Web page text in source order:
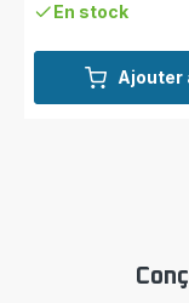
Ajouter
En stock